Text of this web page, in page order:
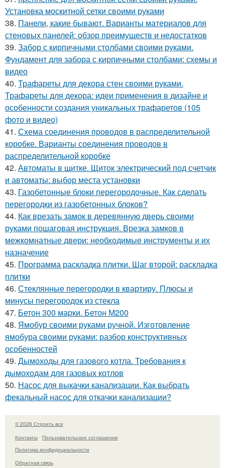
Установка москитной сетки своими руками
38. Панели, какие бывают. Варианты материалов для
стеновых панелей: обзор преимуществ и недостатков
39. Забор с кирпичными столбами своими руками.
Фундамент для забора с кирпичными столбами: схемы и
видео
40. Трафареты для декора стен своими руками.
Трафареты для декора: идеи применения в дизайне и
особенности создания уникальных трафаретов (105
фото и видео)
41. Схема соединения проводов в распределительной
коробке. Варианты соединения проводов в
распределительной коробке
42. Автоматы в щитке. Щиток электрический под счетчик
и автоматы: выбор места установки
43. Газобетонные блоки перегородочные. Как сделать
перегородки из газобетонных блоков?
44. Как врезать замок в деревянную дверь своими
руками пошаговая инструкция. Врезка замков в
межкомнатные двери: необходимые инструменты и их
назначение
45. Программа раскладка плитки. Шаг второй: раскладка
плитки
46. Стеклянные перегородки в квартиру. Плюсы и
минусы перегородок из стекла
47. Бетон 300 марки. Бетон М200
48. Ямобур своими руками ручной. Изготовление
ямобура своими руками: разбор конструктивных
особенностей
49. Дымоходы для газового котла. Требования к
дымоходам для газовых котлов
50. Насос для выкачки канализации. Как выбрать
фекальный насос для откачки канализации?
© 2026 Строить все
Контакты
Пользовательское соглашение
Политика конфидециальности
Обратная связь